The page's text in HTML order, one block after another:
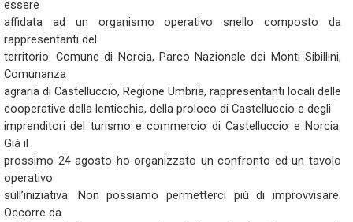
essere
affidata ad un organismo operativo snello composto da
rappresentanti del
territorio: Comune di Norcia, Parco Nazionale dei Monti Sibillini,
Comunanza
agraria di Castelluccio, Regione Umbria, rappresentanti locali delle
cooperative della lenticchia, della proloco di Castelluccio e degli
imprenditori del turismo e commercio di Castelluccio e Norcia.
Già il
prossimo 24 agosto ho organizzato un confronto ed un tavolo
operativo
sull’iniziativa. Non possiamo permetterci più di improvvisare.
Occorre da